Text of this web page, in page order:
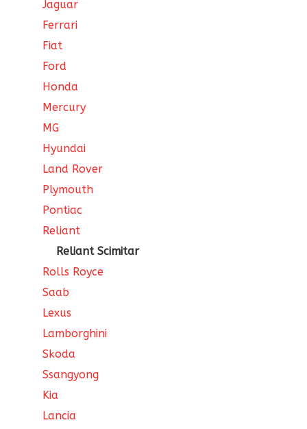
Jaguar
Ferrari
Fiat
Ford
Honda
Mercury
MG
Hyundai
Land Rover
Plymouth
Pontiac
Reliant
Reliant Scimitar
Rolls Royce
Saab
Lexus
Lamborghini
Skoda
Ssangyong
Kia
Lancia